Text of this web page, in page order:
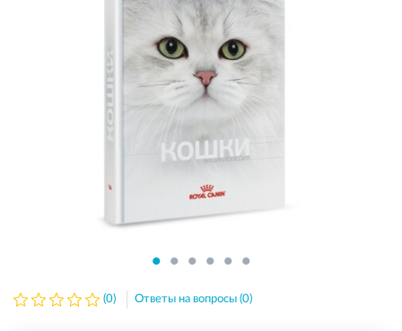
(0) Ответы на вопросы (0)